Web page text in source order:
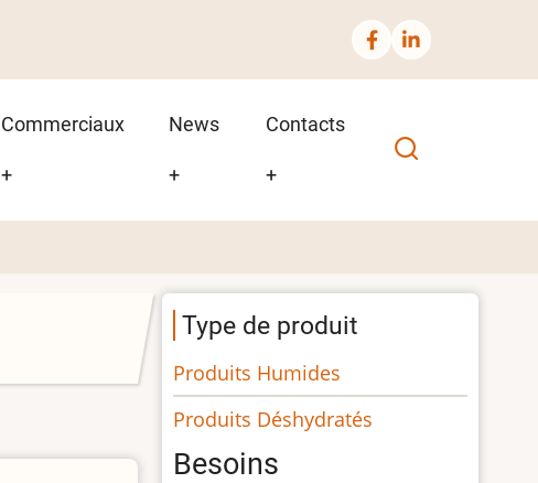
Commerciaux
+
News
+
Contacts
+
Type de produit
Produits Humides
Produits Déshydratés
Besoins